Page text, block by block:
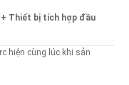
Thiết bị tích hợp đầu
hiện cùng lúc khi sản